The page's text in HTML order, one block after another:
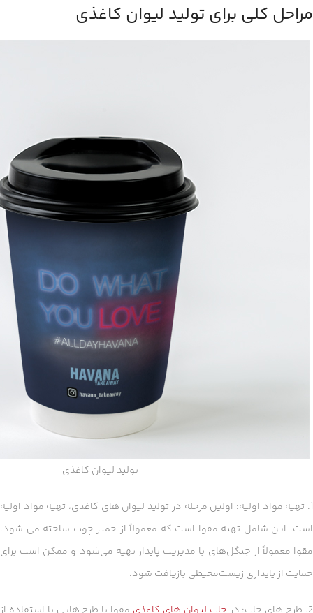
مراحل کلی برای تولید لیوان کاغذی
تولید لیوان کاغذی
1. تهیه مواد اولیه: اولین مرحله در تولید لیوان های کاغذی، تهیه مواد اولیه
است. این شامل تهیه مقوا است که معمولاً از خمیر چوب ساخته می شود.
مقوا معمولاً از جنگل‌های با مدیریت پایدار تهیه می‌شود و ممکن است برای
حمایت از پایداری زیست‌محیطی بازیافت شود.